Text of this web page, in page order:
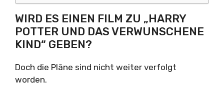
WIRD ES EINEN FILM ZU „HARRY
POTTER UND DAS VERWUNSCHENE
KIND“ GEBEN?
Doch die Pläne sind nicht weiter verfolgt
worden.